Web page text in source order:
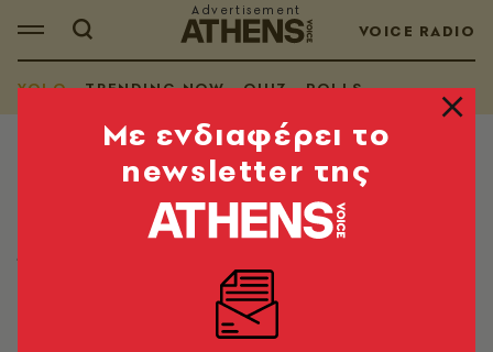
VOICE RADIO
YOLO TRENDING NOW QUIZ POLLS
Τα YOLO της Τετάρτης 10.06.2026
Όσα μας έφτιαξαν τη διάθεση στο ίντερνετ
Λίνα Μανδράκου
1’ ΔΙΑΒΑΣΜΑ
Mε ενδιαφέρει το
newsletter της